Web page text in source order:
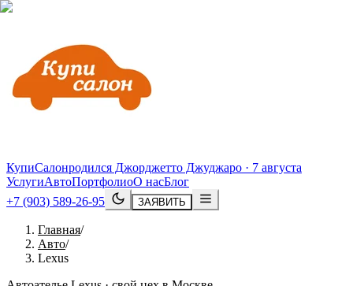
КупиСалонродился Джорджетто Джуджаро · 7 августа
УслугиАвтоПортфолиоО насБлог
+7 (903) 589-26-95
ЗАЯВИТЬ
Главная/
Авто/
Lexus